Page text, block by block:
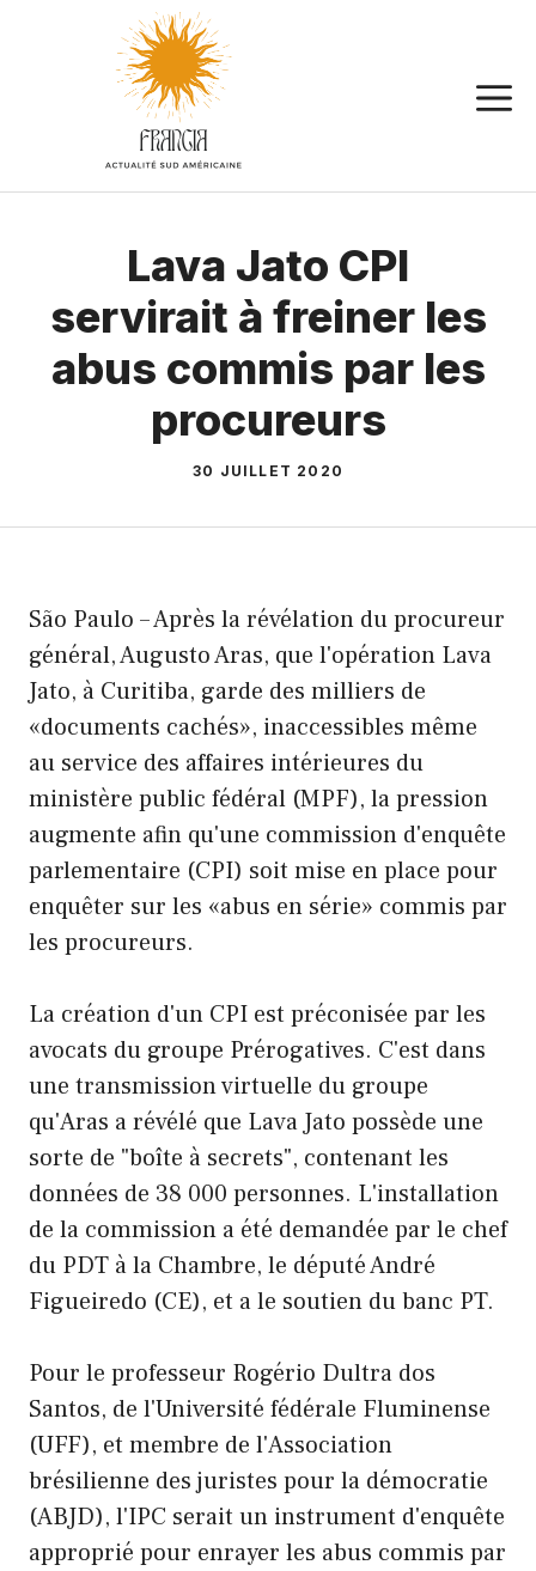
Lava Jato CPI
servirait à freiner les
abus commis par les
procureurs
30 JUILLET 2020
São Paulo – Après la révélation du procureur
général, Augusto Aras, que l'opération Lava
Jato, à Curitiba, garde des milliers de
«documents cachés», inaccessibles même
au service des affaires intérieures du
ministère public fédéral (MPF), la pression
augmente afin qu'une commission d'enquête
parlementaire (CPI) soit mise en place pour
enquêter sur les «abus en série» commis par
les procureurs.
La création d'un CPI est préconisée par les
avocats du groupe Prérogatives. C'est dans
une transmission virtuelle du groupe
qu'Aras a révélé que Lava Jato possède une
sorte de "boîte à secrets", contenant les
données de 38 000 personnes. L'installation
de la commission a été demandée par le chef
du PDT à la Chambre, le député André
Figueiredo (CE), et a le soutien du banc PT.
Pour le professeur Rogério Dultra dos
Santos, de l'Université fédérale Fluminense
(UFF), et membre de l'Association
brésilienne des juristes pour la démocratie
(ABJD), l'IPC serait un instrument d'enquête
approprié pour enrayer les abus commis par